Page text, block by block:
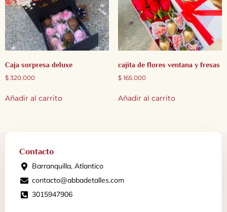
Caja sorpresa deluxe
$ 320.000
Añadir al carrito
cajita de flores ventana y fresas
$165.000
Añadir al carrito
Contacto
Barranquilla, Atlantico
contacto@abbadetalles.com
3015947906